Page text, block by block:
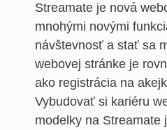
Streamate je nová
mnohými novými
návštevnosť a stať sa
webovej stránke je
ako registrácia na
Vybudovať si kariéru
modelky na Streamate